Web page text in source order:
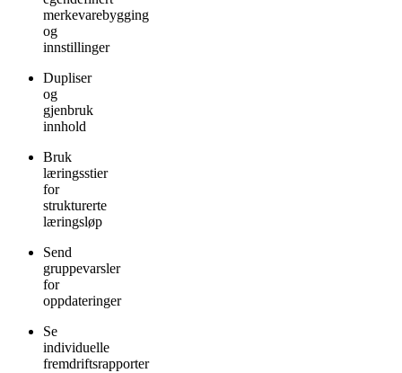
merkevarebygging
og
innstillinger
Dupliser
og
gjenbruk
innhold
Bruk
læringsstier
for
strukturerte
læringsløp
Send
gruppevarsler
for
oppdateringer
Se
individuelle
fremdriftsrapporter